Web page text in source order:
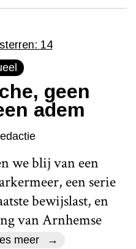
geen
adem
we blij van een
een serie
bewijslast, en
van Arnhemse
meer